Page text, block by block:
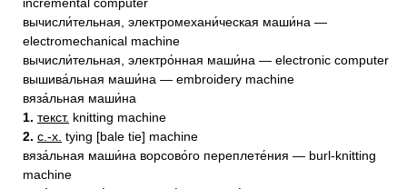
вычисли́тельная, электромехани́ческая маши́на —
electromechanical machine
вычисли́тельная, электро́нная маши́на — electronic computer
вышива́льная маши́на — embroidery machine
вяза́льная маши́на
1. текст. knitting machine
2. с.-х. tying [bale tie] machine
вяза́льная маши́на ворсово́го переплете́ния — burl-knitting
machine